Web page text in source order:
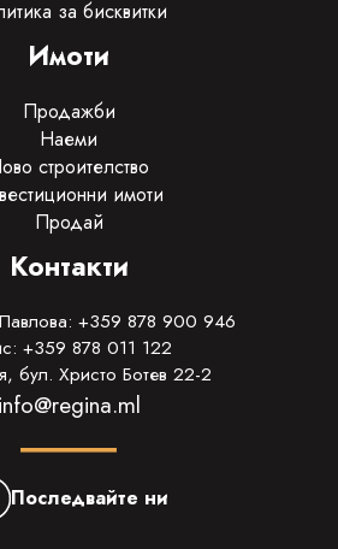
за бисквитки
Имоти
Продажби
Наеми
строителство
имоти
Продай
Контакти
+359 878 900 946
+359 878 011 122
бул. Христо Ботев 22-2
info@regina.ml
Последвайте ни